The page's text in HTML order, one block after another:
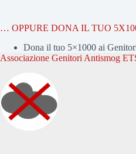
… OPPURE DONA IL TUO
Dona il tuo 5×1000 ai
Associazione Genitori Antismog